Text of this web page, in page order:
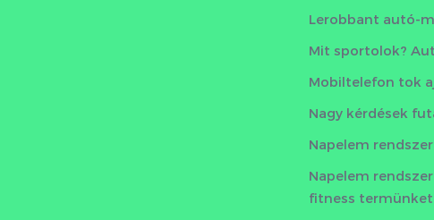
Lerobbant autó-
Mit sportolok?
Mobiltelefon tok
Nagy kérdések
Napelem
Napelem
fitness